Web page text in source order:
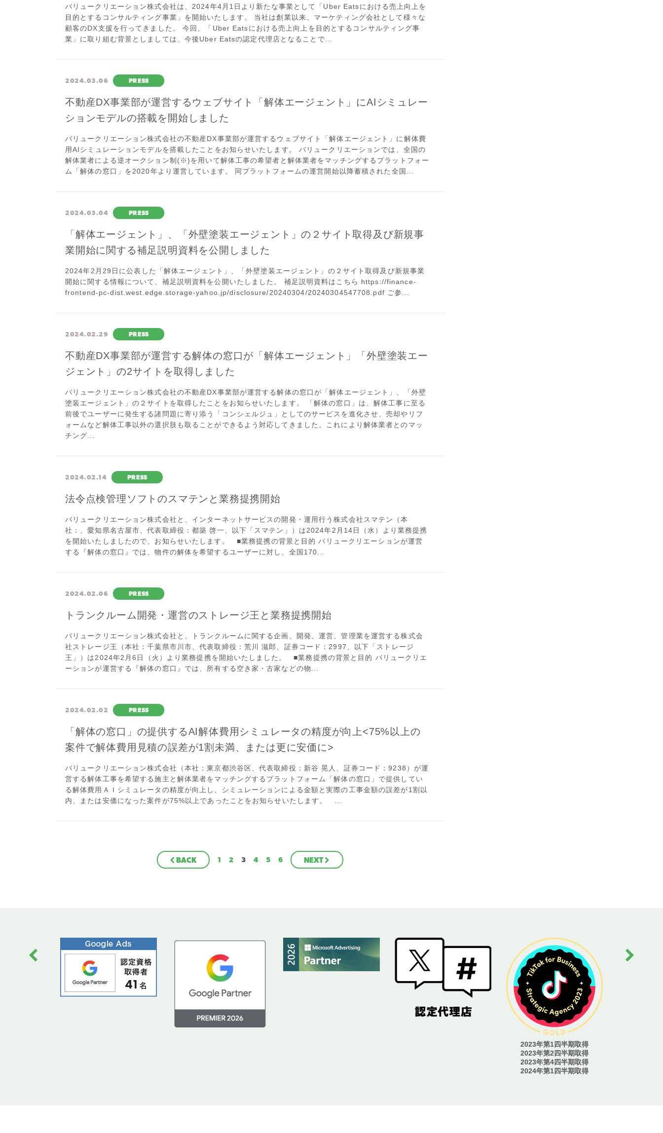
バリュークリエーション株式会社は、2024年4月1日より新たな事業として「Uber Eatsにおける売上向上を
目的とするコンサルティング事業」を開始いたします。 当社は創業以来、マーケティング会社として様々な
顧客のDX支援を行ってきました。 今回、「Uber Eatsにおける売上向上を目的とするコンサルティング事
業」に取り組む背景としましては、今後Uber Eatsの認定代理店となることで...
2024.03.06 PRESS
不動産DX事業部が運営するウェブサイト「解体エージェント」にAIシミュレー
ションモデルの搭載を開始しました
バリュークリエーション株式会社の不動産DX事業部が運営するウェブサイト「解体エージェント」に解体費
用AIシミュレーションモデルを搭載したことをお知らせいたします。 バリュークリエーションでは、全国の
解体業者による逆オークション制(※)を用いて解体工事の希望者と解体業者をマッチングするプラットフォー
ム「解体の窓口」を2020年より運営しています。 同プラットフォームの運営開始以降蓄積された全国...
2024.03.04 PRESS
「解体エージェント」、「外壁塗装エージェント」の２サイト取得及び新規事
業開始に関する補足説明資料を公開しました
2024年2月29日に公表した「解体エージェント」、「外壁塗装エージェント」の２サイト取得及び新規事業
開始に関する情報について、補足説明資料を公開いたしました。 補足説明資料はこちら https://finance-
frontend-pc-dist.west.edge.storage-yahoo.jp/disclosure/20240304/20240304547708.pdf ご参...
2024.02.29 PRESS
不動産DX事業部が運営する解体の窓口が「解体エージェント」「外壁塗装エー
ジェント」の2サイトを取得しました
バリュークリエーション株式会社の不動産DX事業部が運営する解体の窓口が「解体エージェント」、「外壁
塗装エージェント」の２サイトを取得したことをお知らせいたします。 「解体の窓口」は、解体工事に至る
前後でユーザーに発生する諸問題に寄り添う「コンシェルジュ」としてのサービスを進化させ、売却やリフ
ォームなど解体工事以外の選択肢も取ることができるよう対応してきました。これにより解体業者とのマッ
チング...
2024.02.14 PRESS
法令点検管理ソフトのスマテンと業務提携開始
バリュークリエーション株式会社と、インターネットサービスの開発・運用行う株式会社スマテン（本
社：、愛知県名古屋市、代表取締役：都築 啓一、以下「スマテン」）は2024年2月14日（水）より業務提携
を開始いたしましたので、お知らせいたします。 ■業務提携の背景と目的 バリュークリエーションが運営
する『解体の窓口』では、物件の解体を希望するユーザーに対し、全国170...
2024.02.06 PRESS
トランクルーム開発・運営のストレージ王と業務提携開始
バリュークリエーション株式会社と、トランクルームに関する企画、開発、運営、管理業を運営する株式会
社ストレージ王（本社：千葉県市川市、代表取締役：荒川 滋郎、証券コード：2997、以下「ストレージ
王」）は2024年2月6日（火）より業務提携を開始いたしました。 ■業務提携の背景と目的 バリュークリエ
ーションが運営する『解体の窓口』では、所有する空き家・古家などの物...
2024.02.02 PRESS
「解体の窓口」の提供するAI解体費用シミュレータの精度が向上<75%以上の
案件で解体費用見積の誤差が1割未満、または更に安価に>
バリュークリエーション株式会社（本社：東京都渋谷区、代表取締役：新谷 晃人、証券コード：9238）が運
営する解体工事を希望する施主と解体業者をマッチングするプラットフォーム「解体の窓口」で提供してい
る解体費用ＡＩシミュレータの精度が向上し、シミュレーションによる金額と実際の工事金額の誤差が1割以
内、または安価になった案件が75%以上であったことをお知らせいたします。 ...
BACK 1 2 3 4 5 6 NEXT
2023年第1四半期取得
2023年第2四半期取得
2023年第4四半期取得
2024年第1四半期取得